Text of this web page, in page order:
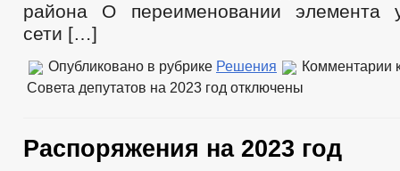
района О переименовании элемента
сети […]
Опубликовано в рубрике Решения Комментарии
Совета депутатов на 2023 год отключены
Распоряжения на 2023 год